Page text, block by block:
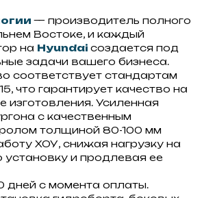
— производитель полного
Востоке, и каждый
на Hyundai создается под
задачи вашего бизнеса.
соответствует стандартам
что гарантирует качество на
изготовления. Усиленная
с качественным
толщиной 80-100 мм
ХОУ, снижая нагрузку на
и продлевая ее
дней с момента оплаты.